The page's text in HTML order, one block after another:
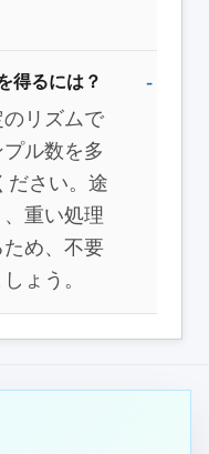
得るには？
リズムで
ル数を多
ださい。途
重い処理
め、不要
ょう。